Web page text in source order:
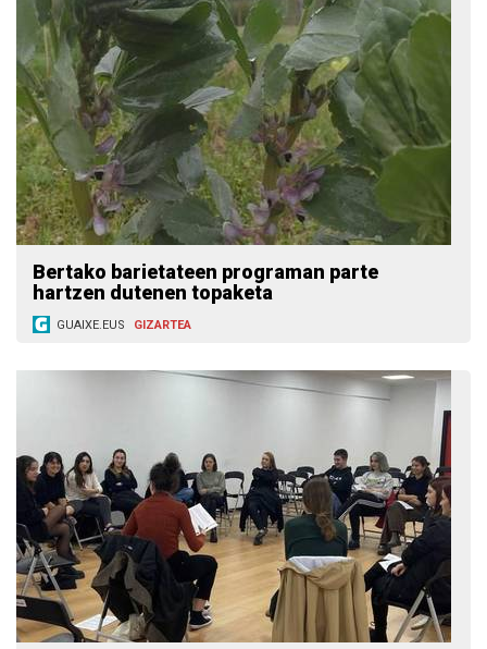
Bertako barietateen programan parte
hartzen dutenen topaketa
GUAIXE.EUS GIZARTEA